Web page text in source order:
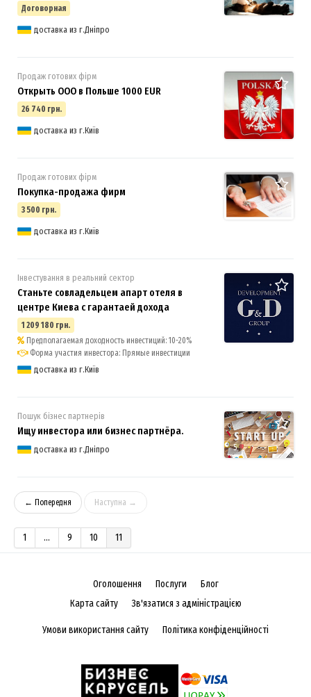
Договорная
доставка из г.Дніпро
Продаж готових фірм
Открыть ООО в Польше 1000 EUR
26 740 грн.
доставка из г.Київ
Продаж готових фірм
Покупка-продажа фирм
3 500 грн.
доставка из г.Київ
Інвестування в реальний сектор
Станьте совладельцем апарт отеля в
центре Киева с гарантаей дохода
1 209 180 грн.
Предполагаемая доходность инвестиций: 10-20%
Форма участия инвестора: Прямые инвестиции
доставка из г.Київ
5
Пошук бізнес партнерів
Ищу инвестора или бизнес партнёра.
доставка из г.Дніпро
← Попередня Наступна →
1 ... 9 10 11
Оголошення Послуги
Блог
Карта сайту
Зв'язатися з адміністрацією
Умови використання сайту Політика конфіденційності